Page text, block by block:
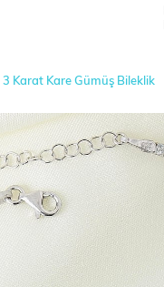
Karat Kare Gümüş Bileklik